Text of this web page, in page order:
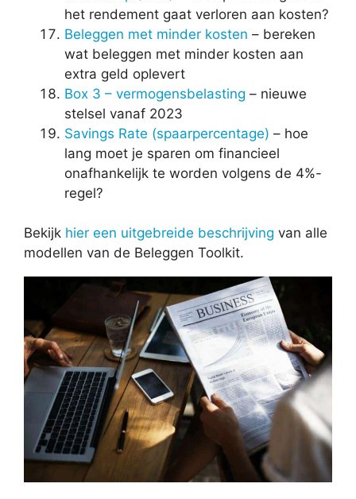
het rendement gaat verloren aan kosten?
Beleggen met minder kosten – bereken
wat beleggen met minder kosten aan
extra geld oplevert
Box 3 – vermogensbelasting – nieuwe
stelsel vanaf 2023
Savings Rate (spaarpercentage) – hoe
lang moet je sparen om financieel
onafhankelijk te worden volgens de 4%-
regel?
Bekijk hier een uitgebreide beschrijving van alle
modellen van de Beleggen Toolkit.